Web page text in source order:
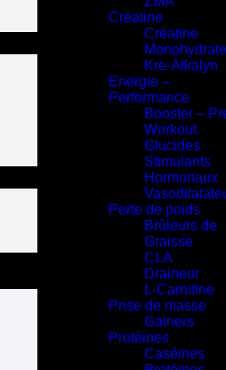
Créatine
Créatine
Monohydrate
Kre-Alkalyn
Energie –
Performance
Booster –
Workout
Glucides
Stimulants
Hormonaux
Perte de poids
Brûleurs de
Graisse
CLA
Draineur
L-Carnitine
Prise de masse
Gainers
Protéines
Caséines